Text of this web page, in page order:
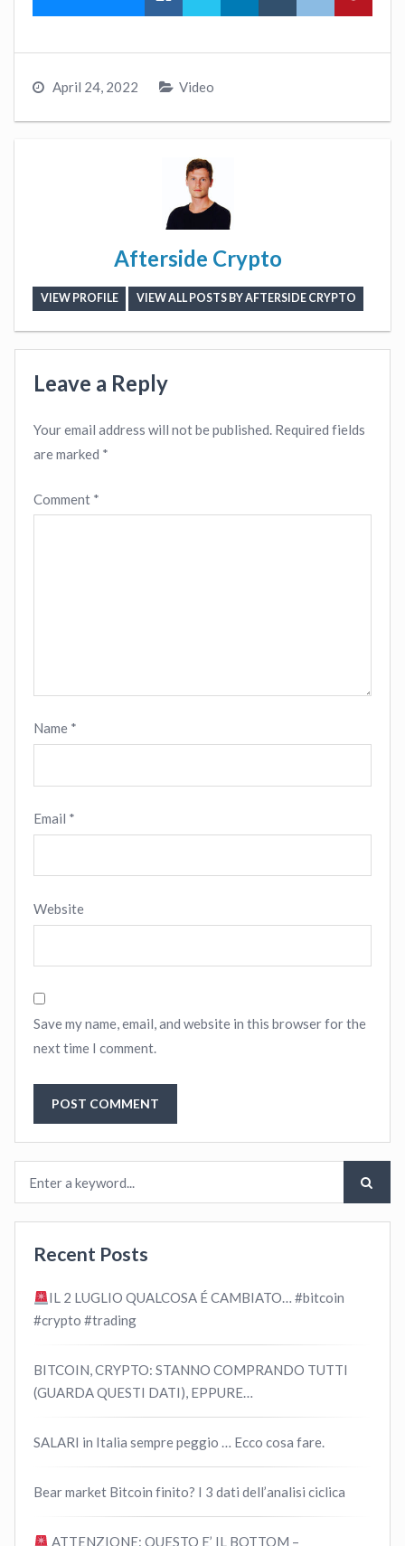
April 24, 2022 Video
Afterside Crypto
VIEW PROFILE VIEW ALL POSTS BY AFTERSIDE CRYPTO
Leave a Reply
Your email address will not be published. Required fields
are marked *
Comment *
Name *
Email *
Website
Save my name, email, and website in this browser for the
next time I comment.
Recent Posts
IL 2 LUGLIO QUALCOSA É CAMBIATO… #bitcoin
#crypto #trading
BITCOIN, CRYPTO: STANNO COMPRANDO TUTTI
(GUARDA QUESTI DATI), EPPURE…
SALARI in Italia sempre peggio … Ecco cosa fare.
Bear market Bitcoin finito? I 3 dati dell’analisi ciclica
ATTENZIONE: QUESTO E’ IL BOTTOM –